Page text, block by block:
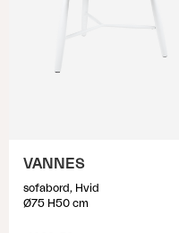
VANNES
sofabord, Hvid
Ø75 H50 cm